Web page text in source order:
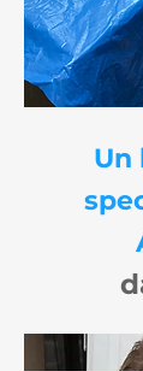
Un